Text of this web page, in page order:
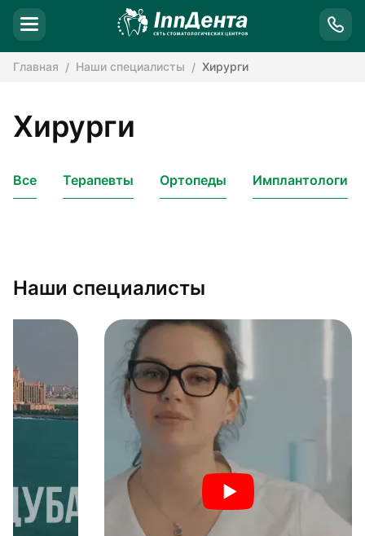
Главная Наши специалисты Хирурги
Хирурги
Все Терапевты Ортопеды Имплантологи
Наши специалисты